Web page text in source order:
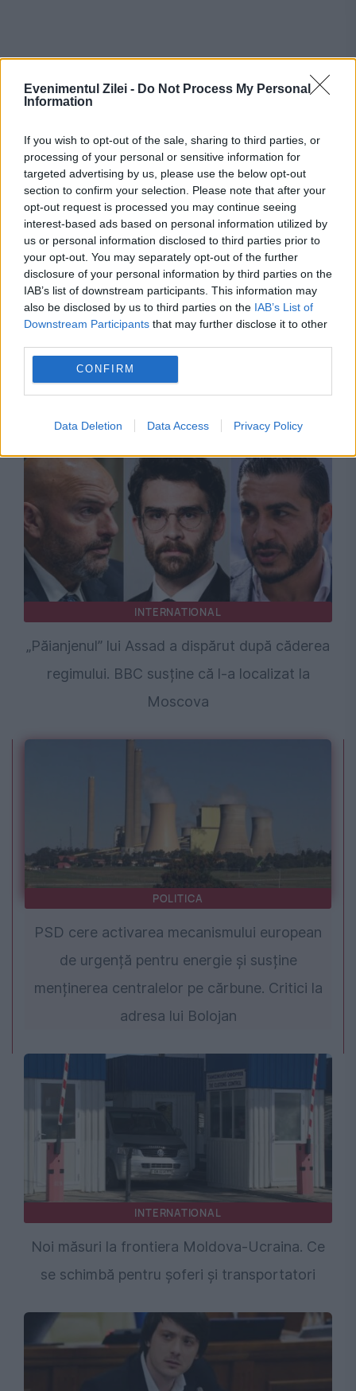
Evenimentul Zilei - Do Not Process My Personal
Information
If you wish to opt-out of the sale, sharing to third parties, or
processing of your personal or sensitive information for
targeted advertising by us, please use the below opt-out
section to confirm your selection. Please note that after your
opt-out request is processed you may continue seeing
interest-based ads based on personal information utilized by
us or personal information disclosed to third parties prior to
your opt-out. You may separately opt-out of the further
disclosure of your personal information by third parties on the
IAB’s list of downstream participants. This information may
also be disclosed by us to third parties on the IAB’s List of
Downstream Participants that may further disclose it to other
CONFIRM
Data Deletion Data Access Privacy Policy
Recomandările noastre
SPORT
România învinge Serbia la EuroBasket U16.
Tricolorii au câștigat cu 75-73
INTERNATIONAL
„Păianjenul” lui Assad a dispărut după căderea
regimului. BBC susține că l-a localizat la
Moscova
POLITICA
PSD cere activarea mecanismului european
de urgență pentru energie și susține
menținerea centralelor pe cărbune. Critici la
adresa lui Bolojan
INTERNATIONAL
Noi măsuri la frontiera Moldova-Ucraina. Ce
se schimbă pentru șoferi și transportatori